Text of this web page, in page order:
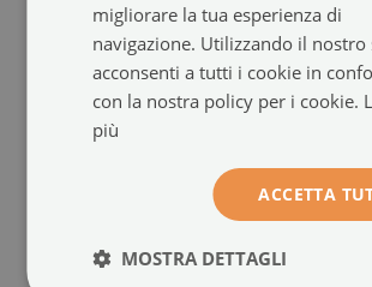
Quadro in vetro
Figura scura verde fuoco
(#103883488)
84.99 €
Arte del
migliorare la tua esperienza di
navigazione. Utilizzando il nostro
acconsenti a tutti i cookie in
con la nostra policy per i cookie.
più
ACCETTA
MOSTRA DETTAGLI